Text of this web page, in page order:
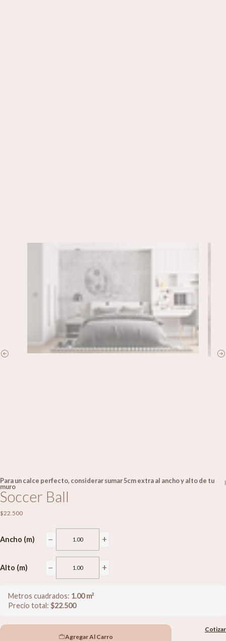
Para un calce perfecto, considerar sumar 5cm extra al ancho y alto de tu
muro
|
Soccer Ball
$22.500
Ancho (m) − +
Alto (m) − +
Metros cuadrados: 1.00m²
Precio total: $22.500
Agregar Al Carro
Cotizar